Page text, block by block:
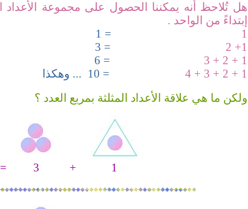
هل تُلاحظ أنه يمكننا الحصول على مجموعة الأعداد
إبتداءً من الواحد .
1
= 1
1+ 2
= 3
1 + 2 + 3
= 6
1 + 2 + 3 + 4
= 10 ... وهكذا
ولكن ما هي علاقة الأعداد المثلثة بمربع العدد ؟
= 3 + 1